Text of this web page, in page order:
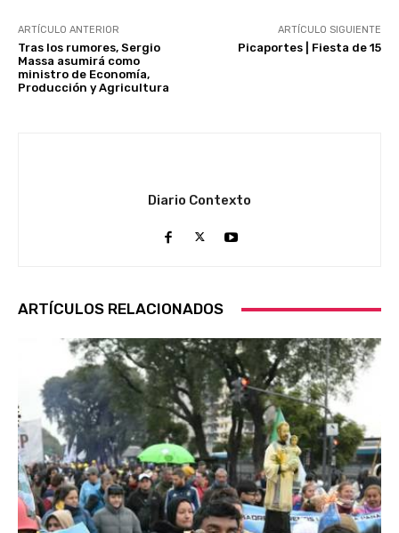
ARTÍCULO ANTERIOR
Tras los rumores, Sergio
Massa asumirá como
ministro de Economía,
Producción y Agricultura
ARTÍCULO SIGUIENTE
Picaportes | Fiesta de 15
Diario Contexto
ARTÍCULOS RELACIONADOS